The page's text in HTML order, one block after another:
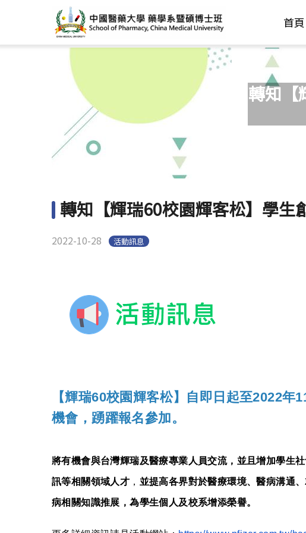
首頁
轉知【
轉知【輝瑞60校園輝客松】學生
2022-10-28 活動訊息
【輝瑞60校園輝客松】自即日起至2022年
機會，踴躍報名參加。
將有機會與台灣輝瑞及醫療專業人員交流，並且增加學生
訊等相關領域人才 ， 並提高各界對於醫療環境、醫病溝通
病相關知識推展，為學生個人及校系增添榮譽。